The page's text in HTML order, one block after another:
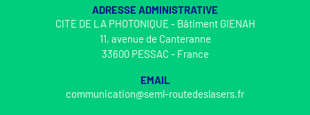
ADRESSE ADMINISTRATIVE
CITE DE LA PHOTONIQUE - Bâtiment GIENAH
11, avenue de Canteranne
33600 PESSAC - France
EMAIL
communication@seml-routedeslasers.fr